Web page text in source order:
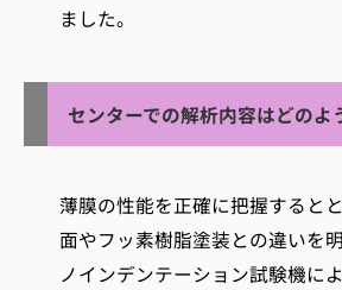
ました。
センターでの解析内容はどのよ
薄膜の性能を正確に把握すると
面やフッ素樹脂塗装との違いを
ノインデンテーション試験機に